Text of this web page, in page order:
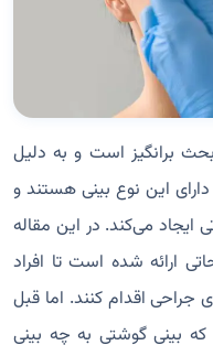
برانگیز است و به دلیل
این نوع بینی هستند و
ایجاد می‌کند. در این مقاله
ارائه شده است تا افراد
جراحی اقدام کنند. اما قبل
بینی گوشتی به چه بینی